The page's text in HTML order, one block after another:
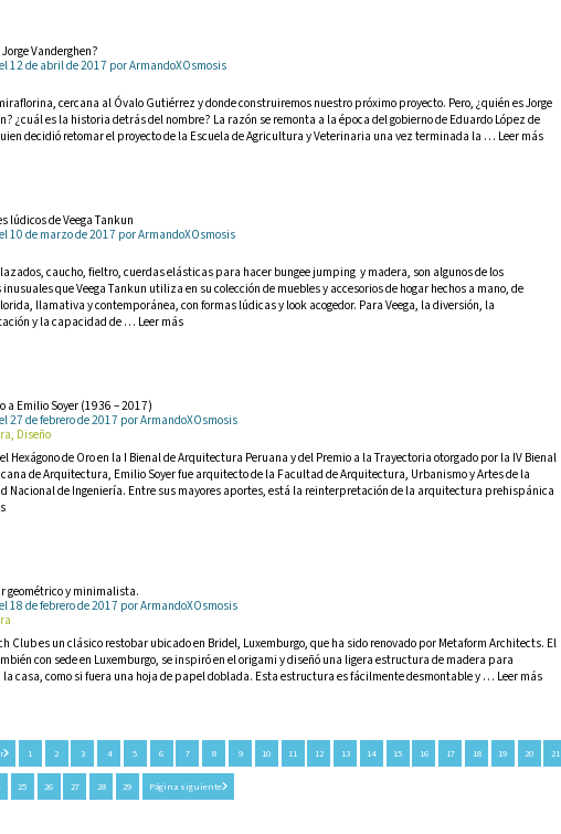
Vanderghen?
12 de abril de 2017 por ArmandoXOsmosis
cercana al Óvalo Gutiérrez y donde construiremos nuestro próximo proyecto. Pero, ¿quién es Jorge
¿cuál es la historia detrás del nombre? La razón se remonta a la época del gobierno de Eduardo López de
decidió retomar el proyecto de la Escuela de Agricultura y Veterinaria una vez terminada la … Leer más
lúdicos de Veega Tankun
10 de marzo de 2017 por ArmandoXOsmosis
caucho, fieltro, cuerdas elásticas para hacer bungee jumping y madera, son algunos de los
que Veega Tankun utiliza en su colección de muebles y accesorios de hogar hechos a mano, de
llamativa y contemporánea, con formas lúdicas y look acogedor. Para Veega, la diversión, la
y la capacidad de … Leer más
a Emilio Soyer (1936 – 2017)
27 de febrero de 2017 por ArmandoXOsmosis
Diseño
Hexágono de Oro en la I Bienal de Arquitectura Peruana y del Premio a la Trayectoria otorgado por la IV Bienal
de Arquitectura, Emilio Soyer fue arquitecto de la Facultad de Arquitectura, Urbanismo y Artes de la
Nacional de Ingeniería. Entre sus mayores aportes, está la reinterpretación de la arquitectura prehispánica
geométrico y minimalista.
18 de febrero de 2017 por ArmandoXOsmosis
Club es un clásico restobar ubicado en Bridel, Luxemburgo, que ha sido renovado por Metaform Architects. El
con sede en Luxemburgo, se inspiró en el origami y diseñó una ligera estructura de madera para
la casa, como si fuera una hoja de papel doblada. Esta estructura es fácilmente desmontable y … Leer más
1 2 3 4 5 6 7 8 9 10 11 12 13 14 15 16 17 18 19 20 21
25 26 27 28 29 Página siguiente